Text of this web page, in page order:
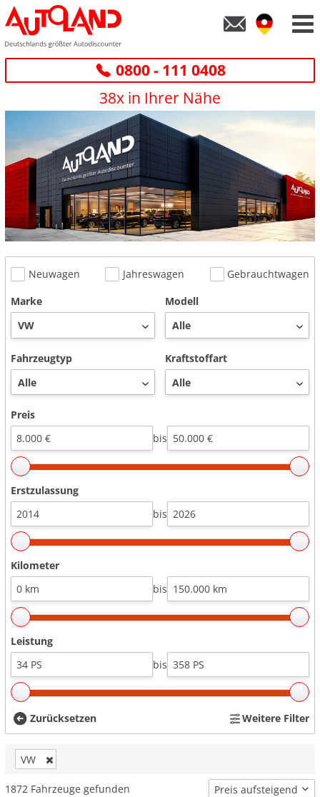
0800 - 111 0408
38x in Ihrer Nähe
Neuwagen Jahreswagen
Gebrauchtwagen
Marke
Modell
Fahrzeugtyp Kraftstoffart
Preis
bis
Erstzulassung
bis
Kilometer
bis
Leistung
bis
Zurücksetzen Weitere Filter
VW
1872 Fahrzeuge gefunden